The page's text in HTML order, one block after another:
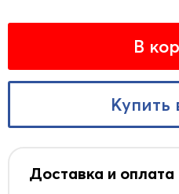
В
Купить
Доставка и оплата